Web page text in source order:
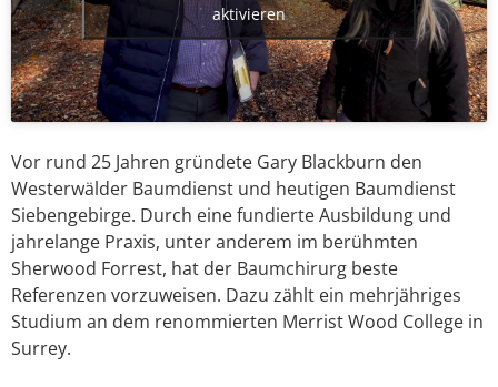
aktivieren
Vor rund 25 Jahren gründete Gary Blackburn den
Westerwälder Baumdienst und heutigen Baumdienst
Siebengebirge. Durch eine fundierte Ausbildung und
jahrelange Praxis, unter anderem im berühmten
Sherwood Forrest, hat der Baumchirurg beste
Referenzen vorzuweisen. Dazu zählt ein mehrjähriges
Studium an dem renommierten Merrist Wood College in
Surrey.